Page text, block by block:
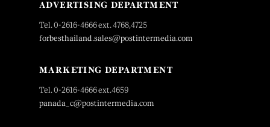
ADVERTISING DEPARTMENT
Tel. 0-2616-4666 ext. 4768,4725
forbesthailand.sales@postintermedia.com
MARKETING DEPARTMENT
Tel. 0-2616-4666 ext.4659
panada_c@postintermedia.com